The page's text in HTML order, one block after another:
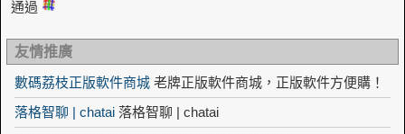
通過
友情推廣
數碼荔枝正版軟件商城 老牌正版軟件商城，正版軟件方便購！
落格智聊 | chatai 落格智聊 | chatai